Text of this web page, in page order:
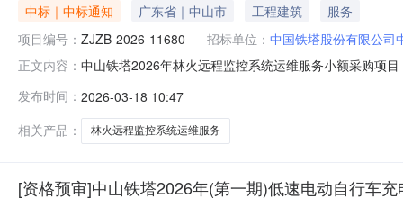
中标｜中标通知 广东省｜中山市 工程建筑
服务
项目编号： ZJZB-2026-11680 招标单位： 中国铁塔股份有限公司
正文内容： 中山铁塔2026年林火远程监控系统运维服务小额采购项
（https://ebid.chinatowercom.cn/）三、公示期：2026
发布时间： 2026-03-18 10:47
相关产品：
林火远程监控系统运维服务
[资格预审]中山铁塔2026年(第一期)低速电动自行车